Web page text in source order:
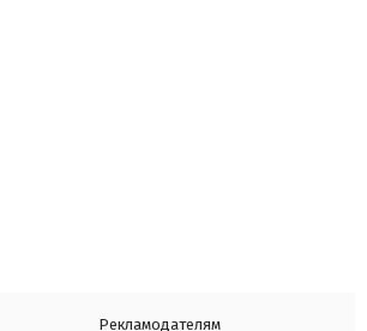
Рекламодателям